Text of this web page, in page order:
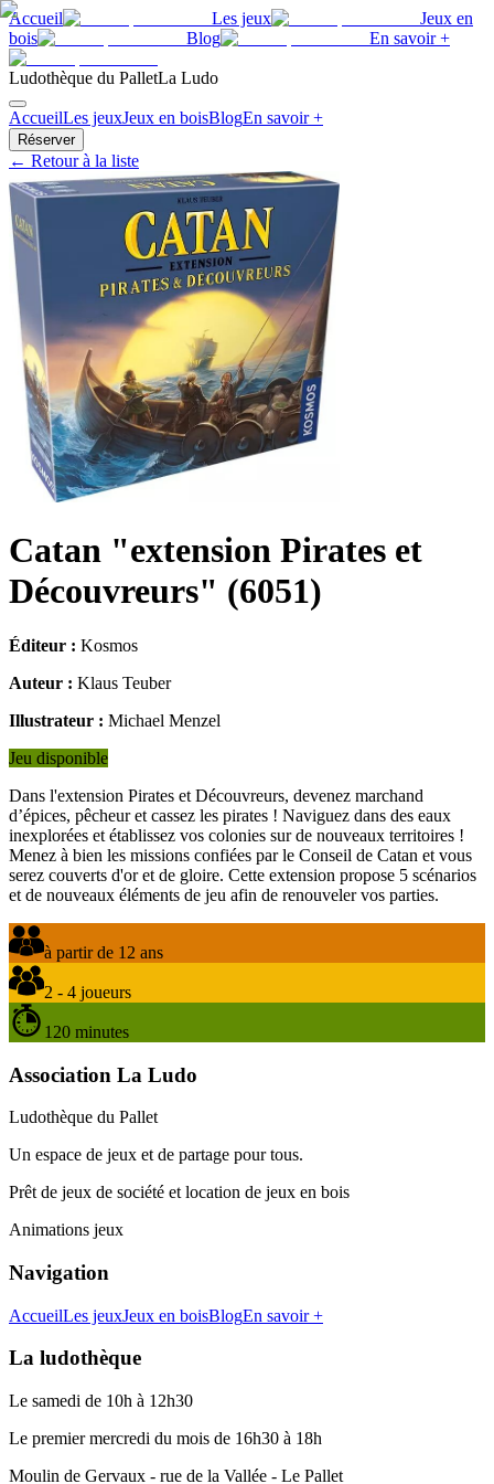
Accueil Les jeux
Jeux en
bois
Blog En savoir +
Ludothèque du PalletLa Ludo
AccueilLes jeuxJeux en boisBlogEn savoir +
Réserver
← Retour à la liste
Catan "extension Pirates et
Découvreurs" (6051)
Éditeur : Kosmos
Auteur : Klaus Teuber
Illustrateur : Michael Menzel
Jeu disponible
Dans l'extension Pirates et Découvreurs, devenez marchand
d’épices, pêcheur et cassez les pirates ! Naviguez dans des eaux
inexplorées et établissez vos colonies sur de nouveaux territoires !
Menez à bien les missions confiées par le Conseil de Catan et vous
serez couverts d'or et de gloire. Cette extension propose 5 scénarios
et de nouveaux éléments de jeu afin de renouveler vos parties.
à partir de 12 ans
2 - 4 joueurs
120 minutes
Association La Ludo
Ludothèque du Pallet
Un espace de jeux et de partage pour tous.
Prêt de jeux de société et location de jeux en bois
Animations jeux
Navigation
AccueilLes jeuxJeux en boisBlogEn savoir +
La ludothèque
Le samedi de 10h à 12h30
Le premier mercredi du mois de 16h30 à 18h
Moulin de Gervaux - rue de la Vallée - Le Pallet